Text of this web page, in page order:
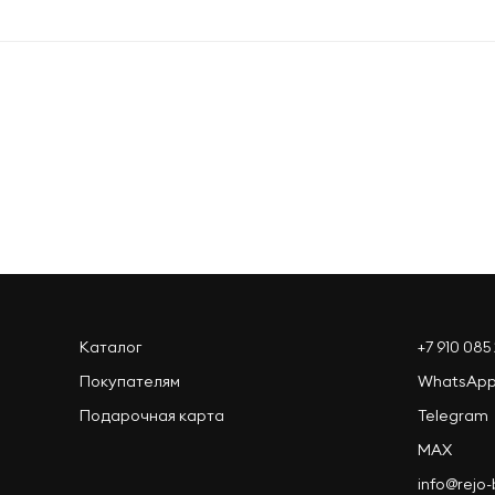
Каталог
Покупателям
Подарочная карта
+7 910 085
WhatsApp
Telegram
MAX